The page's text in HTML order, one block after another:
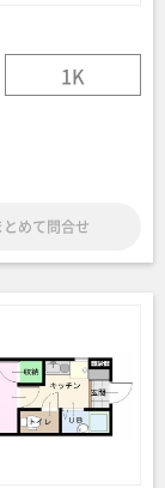
1K
とめて問合せ